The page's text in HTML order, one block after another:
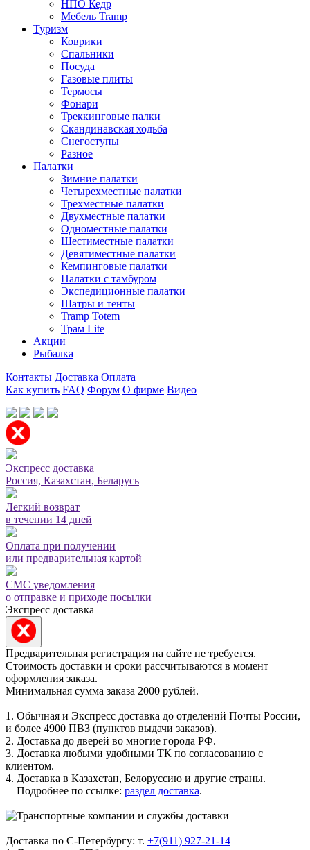
НПО Кедр
Мебель Tramp
Туризм
Коврики
Спальники
Посуда
Газовые плиты
Термосы
Фонари
Треккинговые палки
Скандинавская ходьба
Снегоступы
Разное
Палатки
Зимние палатки
Четырехместные палатки
Трехместные палатки
Двухместные палатки
Одноместные палатки
Шестиместные палатки
Девятиместные палатки
Кемпинговые палатки
Палатки с тамбуром
Экспедиционные палатки
Шатры и тенты
Tramp Totem
Трам Lite
Акции
Рыбалка
Контакты Доставка Оплата
Как купить FAQ Форум О фирме Видео
Экспресс доставка
Россия, Казахстан, Беларусь
Легкий возврат
в течении 14 дней
Оплата при получении
или предварительная картой
СМС уведомления
о отправке и приходе посылки
Экспресс доставка
Предварительная регистрация на сайте не требуется.
Стоимость доставки и сроки рассчитываются в момент
оформления заказа.
Минимальная сумма заказа 2000 рублей.
1. Обычная и Экспресс доставка до отделений Почты России,
и более 4900 ПВЗ (пунктов выдачи заказов).
2. Доставка до дверей во многие города РФ.
3. Доставка любыми удобными ТК по согласованию с
клиентом.
4. Доставка в Казахстан, Белоруссию и другие страны.
Подробнее по ссылке: раздел доставка.
Доставка по С-Петербургу: т. +7(911) 927-21-14